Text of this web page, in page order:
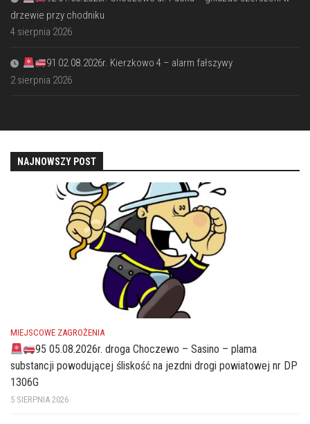
drzewie przy chodniku
4 sierpnia 2026
91 02.08.2026r. Kierzkowo 4 – alarm fałszywy
2 sierpnia 2026
NAJNOWSZY POST
MIEJSCOWE ZAGROŻENIA
95 05.08.2026r. droga Choczewo – Sasino – plama
substancji powodującej śliskość na jezdni drogi powiatowej nr DP
1306G
5 SIERPNIA 2026